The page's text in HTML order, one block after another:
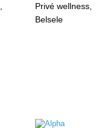
Privé wellness,
Belsele